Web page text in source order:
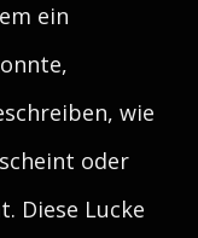
ein
wie
oder
Diese Lucke